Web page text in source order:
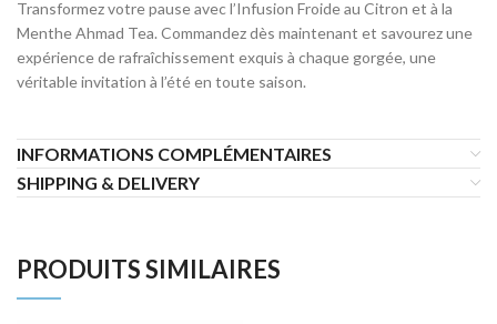
Transformez votre pause avec l’Infusion Froide au Citron et à la
Menthe Ahmad Tea. Commandez dès maintenant et savourez une
expérience de rafraîchissement exquis à chaque gorgée, une
véritable invitation à l’été en toute saison.
INFORMATIONS COMPLÉMENTAIRES
SHIPPING & DELIVERY
PRODUITS SIMILAIRES